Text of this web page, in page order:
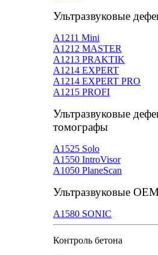
Ультразвуковые
А1211 Mini
А1212 MASTER
A1213 PRAKTIK
А1214 EXPERT
А1214 EXPERT PRO
A1215 PROFI
Ультразвуковые
томографы
А1525 Solo
А1550 IntroVisor
А1050 PlaneScan
Ультразвуковые
A1580 SONIC
Контроль бетона